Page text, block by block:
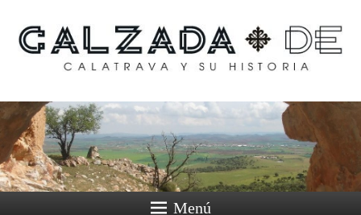
Calzada de Calatrava y
su historia
Menú